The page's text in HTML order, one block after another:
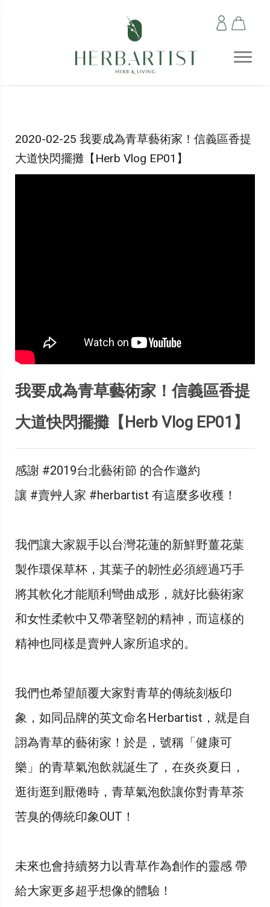
2020-02-25 我要成為青草藝術家！信義區香提
大道快閃擺攤【Herb Vlog EP01】
我要成為青草藝術家！信義區香提
大道快閃擺攤【Herb Vlog EP01】
感謝 #2019台北藝術節 的合作邀約
讓 #賣艸人家 #herbartist 有這麼多收穫！
我們讓大家親手以台灣花蓮的新鮮野薑花葉
製作環保草杯，其葉子的韌性必須經過巧手
將其軟化才能順利彎曲成形，就好比藝術家
和女性柔軟中又帶著堅韌的精神，而這樣的
精神也同樣是賣艸人家所追求的。
我們也希望顛覆大家對青草的傳統刻板印
象，如同品牌的英文命名Herbartist，就是自
詡為青草的藝術家！於是，號稱「健康可
樂」的青草氣泡飲就誕生了，在炎炎夏日，
逛街逛到厭倦時，青草氣泡飲讓你對青草茶
苦臭的傳統印象OUT！
未來也會持續努力以青草作為創作的靈感 帶
給大家更多超乎想像的體驗！